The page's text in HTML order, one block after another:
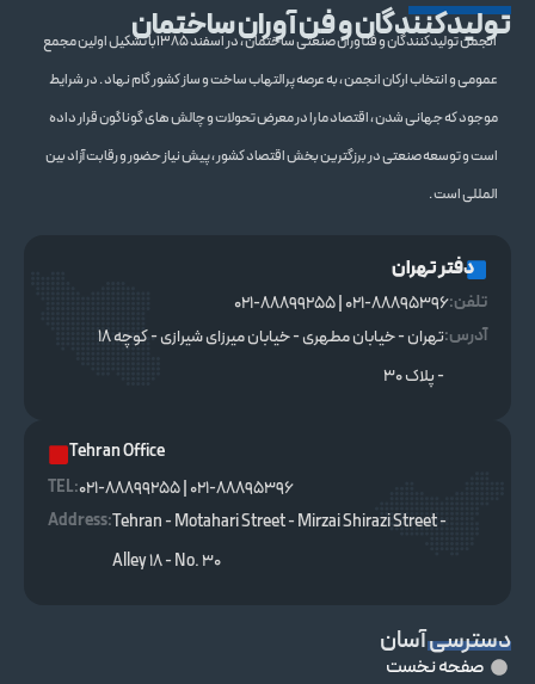
تولیدکنندگان و فن آوران ساختمانانجمن تولیدکنندگان و فنآوران صنعتی ساختمان ، در اسفند 1385با تشکیل اولین مجمع
عمومی و انتخاب ارکان انجمن ، به عرصه پرالتهاب ساخت و ساز کشور گام نهاد . در شرایط
موجود که جهانی شدن ، اقتصاد ما را در معرض تحولات و چالش های گوناگون قرار داده
است و توسعه صنعتی در برزگترین بخش اقتصاد کشور ، پیش نیاز حضور و رقابت آزاد بین
المللی است .
دفتر تهران
تلفن:021-88895396 | 021-88899255
آدرس:
تهران - خیابان مطهری - خیابان میرزای شیرازی - کوچه ۱۸
- پلاک ۳۰
Tehran Office
TEL :
021-88895396 | 021-88899255
Address:Tehran - Motahari Street - Mirzai Shirazi Street -
Alley 18 - No. 30
دسترسی آسان
صفحه نخست